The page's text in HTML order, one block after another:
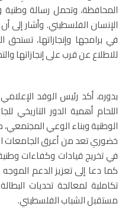
المحافظة، وتحمل رسالة وطنية
الإنسان الفلسطيني. وأشار
في برامجها وإنجازاتها، تستحق
للاطلاع عن قرب على إنجازاتها
بدوره، أكد رئيس الوفد
اللحام أهمية الدور التاريخي
الوطنية وبناء الوعي
خضوري تعد من أعرق الجامعات
في تخريج قيادات وكفاءات
كما دعا إلى تعزيز الدعم
تكاملية لمعالجة تحديات
مستقبل الشباب الفلسطيني.